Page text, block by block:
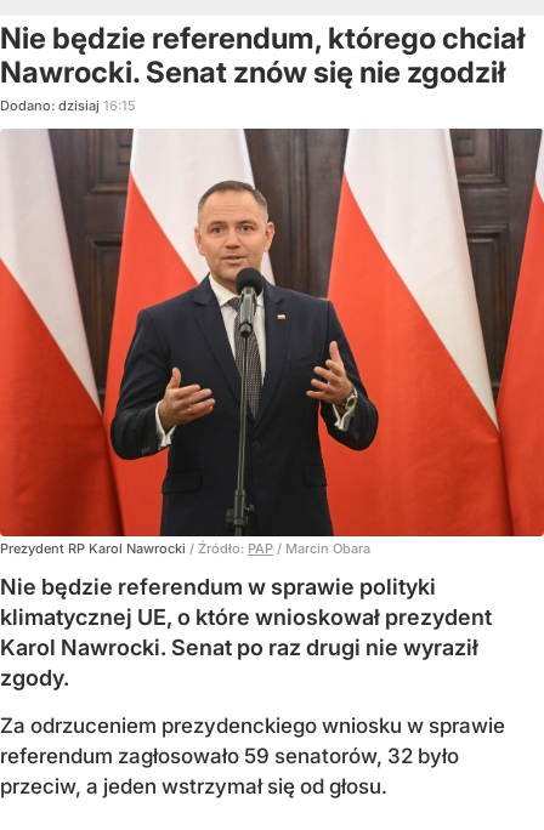
Nie będzie referendum, którego chciał
Nawrocki. Senat znów się nie zgodził
Dodano: dzisiaj 16:15
Prezydent RP Karol Nawrocki / Źródło: PAP / Marcin Obara
Nie będzie referendum w sprawie polityki
klimatycznej UE, o które wnioskował prezydent
Karol Nawrocki. Senat po raz drugi nie wyraził
zgody.
Za odrzuceniem prezydenckiego wniosku w sprawie
referendum zagłosowało 59 senatorów, 32 było
przeciw, a jeden wstrzymał się od głosu.